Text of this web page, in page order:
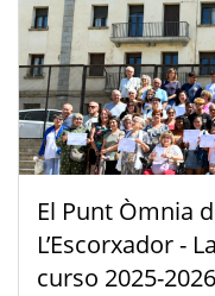
El Punt Òmnia
L’Escorxador -
curso 2025-2026